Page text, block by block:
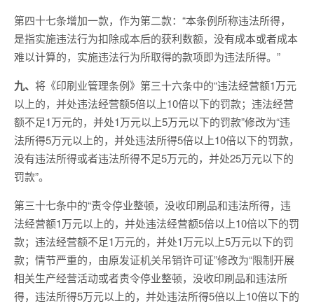
第四十七条增加一款，作为第二款：“本条例所称违法所得，
是指实施违法行为扣除成本后的获利数额，没有成本或者成本
难以计算的，实施违法行为所取得的款项即为违法所得。”
九、 将《印刷业管理条例》第三十六条中的“违法经营额1万元
以上的，并处违法经营额5倍以上10倍以下的罚款；违法经营
额不足1万元的，并处1万元以上5万元以下的罚款”修改为“违
法所得5万元以上的，并处违法所得5倍以上10倍以下的罚款，
没有违法所得或者违法所得不足5万元的，并处25万元以下的
罚款”。
第三十七条中的“责令停业整顿，没收印刷品和违法所得，违
法经营额1万元以上的，并处违法经营额5倍以上10倍以下的罚
款；违法经营额不足1万元的，并处1万元以上5万元以下的罚
款；情节严重的，由原发证机关吊销许可证”修改为“限制开展
相关生产经营活动或者责令停业整顿，没收印刷品和违法所
得，违法所得5万元以上的，并处违法所得5倍以上10倍以下的